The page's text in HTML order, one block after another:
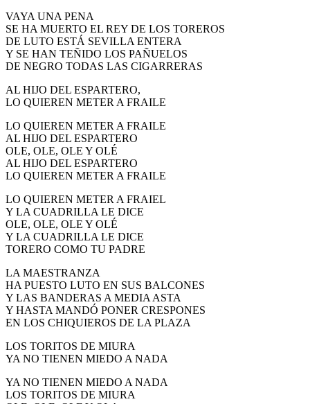
VAYA UNA PENA
SE HA MUERTO EL REY DE LOS TOREROS
DE LUTO ESTÁ SEVILLA ENTERA
Y SE HAN TEÑIDO LOS PAÑUELOS
DE NEGRO TODAS LAS CIGARRERAS
AL HIJO DEL ESPARTERO,
LO QUIEREN METER A FRAILE
LO QUIEREN METER A FRAILE
AL HIJO DEL ESPARTERO
OLE, OLE, OLE Y OLÉ
AL HIJO DEL ESPARTERO
LO QUIEREN METER A FRAILE
LO QUIEREN METER A FRAIEL
Y LA CUADRILLA LE DICE
OLE, OLE, OLE Y OLÉ
Y LA CUADRILLA LE DICE
TORERO COMO TU PADRE
LA MAESTRANZA
HA PUESTO LUTO EN SUS BALCONES
Y LAS BANDERAS A MEDIA ASTA
Y HASTA MANDÓ PONER CRESPONES
EN LOS CHIQUIEROS DE LA PLAZA
LOS TORITOS DE MIURA
YA NO TIENEN MIEDO A NADA
YA NO TIENEN MIEDO A NADA
LOS TORITOS DE MIURA